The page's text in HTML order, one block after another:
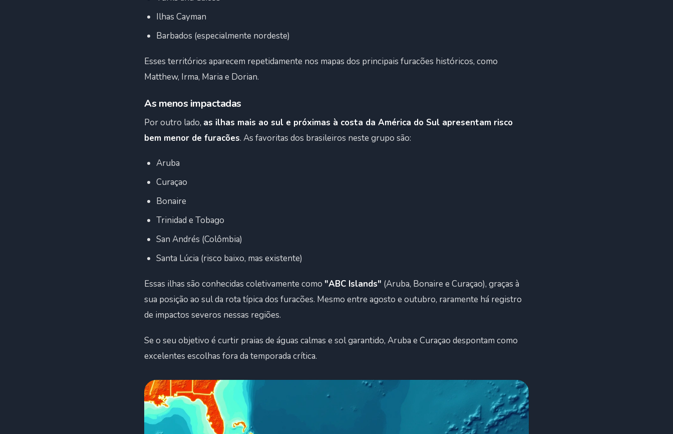
Ilhas Cayman
Barbados (especialmente nordeste)
Esses territórios aparecem repetidamente nos mapas dos principais furacões históricos, como
Matthew, Irma, Maria e Dorian.
As menos impactadas
Por outro lado, as ilhas mais ao sul e próximas à costa da América do Sul apresentam risco
bem menor de furacões. As favoritas dos brasileiros neste grupo são:
Aruba
Curaçao
Bonaire
Trinidad e Tobago
San Andrés (Colômbia)
Santa Lúcia (risco baixo, mas existente)
Essas ilhas são conhecidas coletivamente como "ABC Islands" (Aruba, Bonaire e Curaçao), graças à
sua posição ao sul da rota típica dos furacões. Mesmo entre agosto e outubro, raramente há registro
de impactos severos nessas regiões.
Se o seu objetivo é curtir praias de águas calmas e sol garantido, Aruba e Curaçao despontam como
excelentes escolhas fora da temporada crítica.